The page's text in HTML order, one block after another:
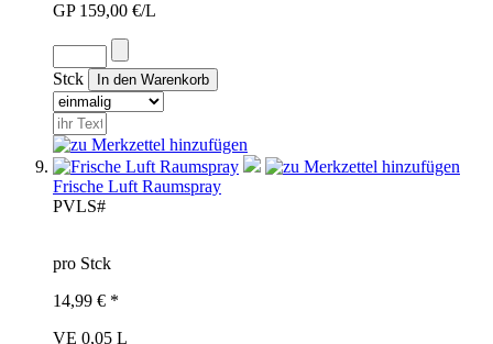
GP 159,00 €/L
Stck
Frische Luft Raumspray
PVLS#
pro Stck
14,99 € *
VE 0,05 L